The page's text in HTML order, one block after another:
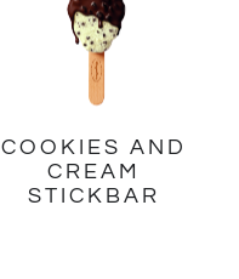
COOKIES AND
CREAM
STICKBAR